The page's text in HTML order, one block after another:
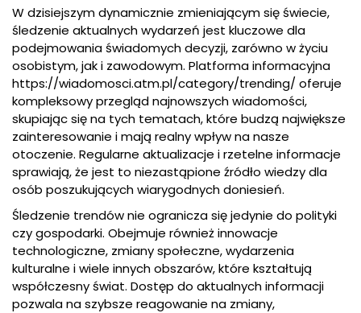
W dzisiejszym dynamicznie zmieniającym się świecie,
śledzenie aktualnych wydarzeń jest kluczowe dla
podejmowania świadomych decyzji, zarówno w życiu
osobistym, jak i zawodowym. Platforma informacyjna
https://wiadomosci.atm.pl/category/trending/ oferuje
kompleksowy przegląd najnowszych wiadomości,
skupiając się na tych tematach, które budzą największe
zainteresowanie i mają realny wpływ na nasze
otoczenie. Regularne aktualizacje i rzetelne informacje
sprawiają, że jest to niezastąpione źródło wiedzy dla
osób poszukujących wiarygodnych doniesień.
Śledzenie trendów nie ogranicza się jedynie do polityki
czy gospodarki. Obejmuje również innowacje
technologiczne, zmiany społeczne, wydarzenia
kulturalne i wiele innych obszarów, które kształtują
współczesny świat. Dostęp do aktualnych informacji
pozwala na szybsze reagowanie na zmiany,